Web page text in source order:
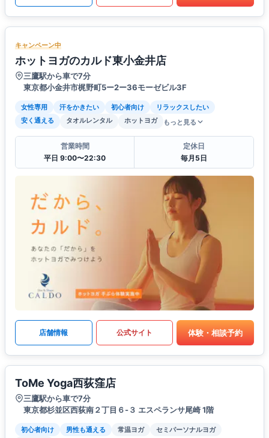
キャンペーン中
ホットヨガのカルド東小金井店
三鷹駅から車で7分
東京都小金井市梶野町5ー2ー36モーゼビル3F
女性専用 汗をかきたい 初心者向け
リラックスしたい
安く通える
タオルレンタル ホットヨガ もっと見る
営業時間
平日 9:00〜22:30
定休日
毎月5日
店舗情報 公式サイト 体験・相談予約
ToMe Yoga西荻窪店
三鷹駅から車で7分
東京都杉並区西荻南２丁目６-３ エスペランサ尾崎 1階
初心者向け 男性も通える 常温ヨガ
セミパーソナルヨガ